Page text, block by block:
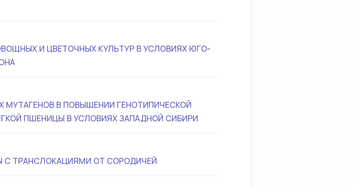
И ЦВЕТОЧНЫХ КУЛЬТУР В УСЛОВИЯХ ЮГО-
МУТАГЕНОВ В ПОВЫШЕНИИ ГЕНОТИПИЧЕСКОЙ
ПШЕНИЦЫ В УСЛОВИЯХ ЗАПАДНОЙ СИБИРИ
С ТРАНСЛОКАЦИЯМИ ОТ СОРОДИЧЕЙ